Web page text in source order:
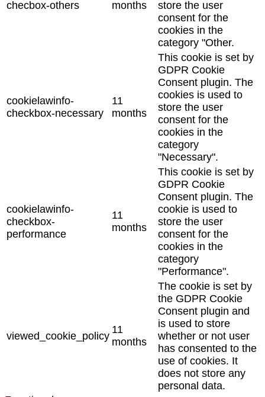
checbox-others
months
store the user
consent for the
cookies in the
category "Other.
cookielawinfo-
checkbox-necessary
11
months
This cookie is set by
GDPR Cookie
Consent plugin. The
cookies is used to
store the user
consent for the
cookies in the
category
"Necessary".
cookielawinfo-
checkbox-
performance
11
months
This cookie is set by
GDPR Cookie
Consent plugin. The
cookie is used to
store the user
consent for the
cookies in the
category
"Performance".
viewed_cookie_policy
11
months
The cookie is set by
the GDPR Cookie
Consent plugin and
is used to store
whether or not user
has consented to the
use of cookies. It
does not store any
personal data.